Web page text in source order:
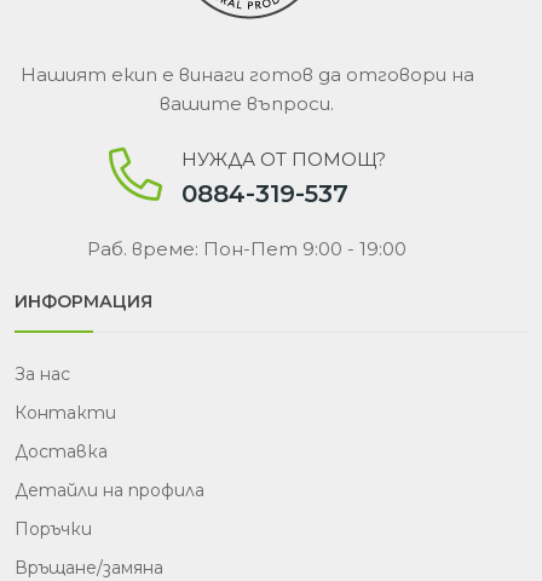
Нашият екип е винаги готов да отговори на
вашите въпроси.
НУЖДА ОТ ПОМОЩ?
0884-319-537
Раб. време: Пон-Пет 9:00 - 19:00
ИНФОРМАЦИЯ
За нас
Контакти
Доставка
Детайли на профила
Поръчки
Връщане/замяна